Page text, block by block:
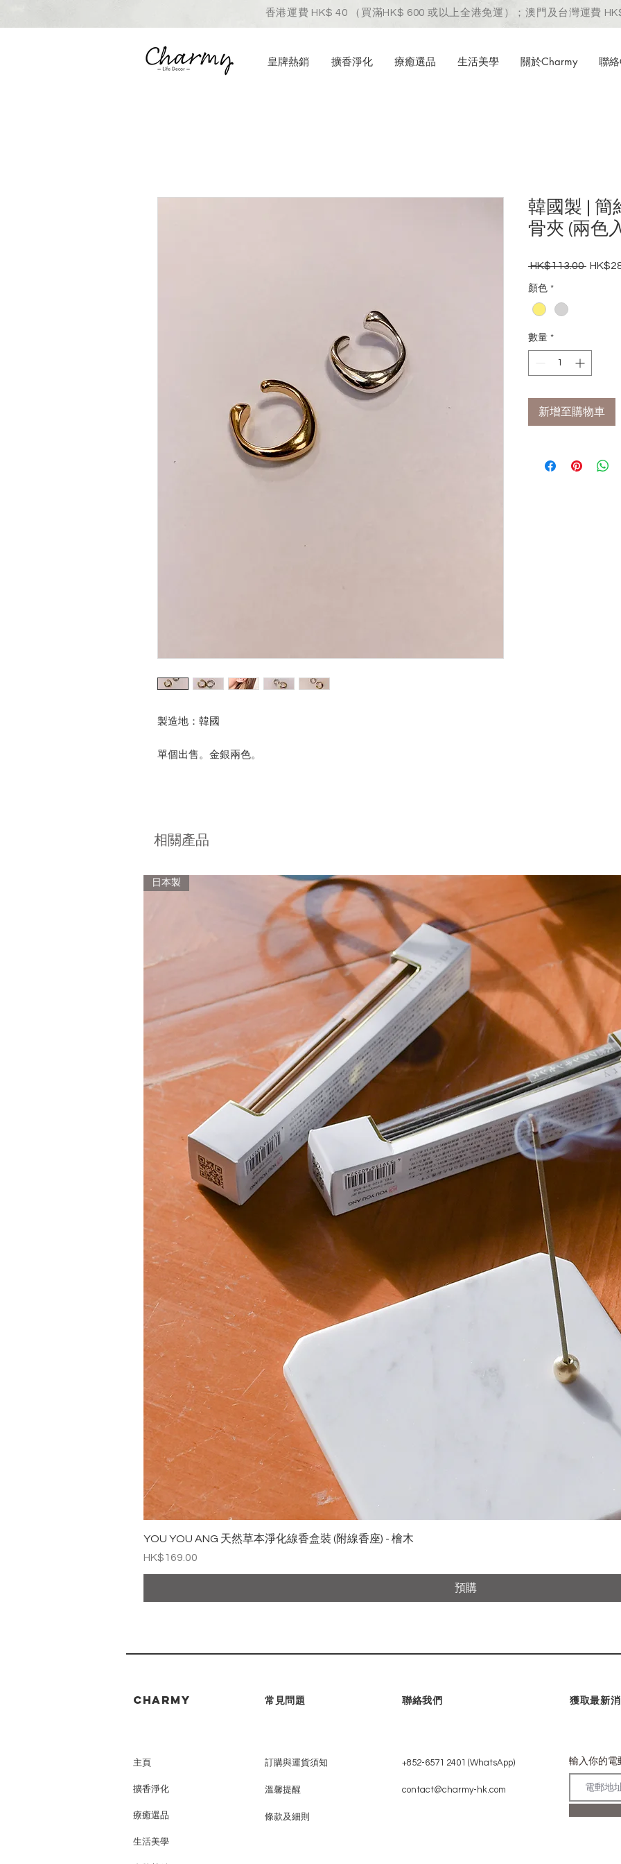
香港運費 HK$ 40 （買滿HK$ 600 或以上全港免運）；澳門及台灣運費
皇牌熱銷 擴香淨化 療癒選品 生活美學 關於Charmy 聯
製造地：韓國
單個出售。金銀兩色。
韓國製 | 簡
骨夾 (兩色
HK$113.00 一
顏色 *
數量 *
新增至購物車
相關產品
日本製
YOU YOU ANG 天然草本淨化線香盒裝 (附線香座) - 檜木
價格
HK$169.00
預購
CHARMY
主頁
擴香淨化
療癒選品
生活美學
常見問題
訂購與運貨須知
溫馨提醒
條款及細則
聯絡我們
+852-6571 2401 (WhatsApp)
contact@charmy-hk.com
獲取最新
輸入你的電